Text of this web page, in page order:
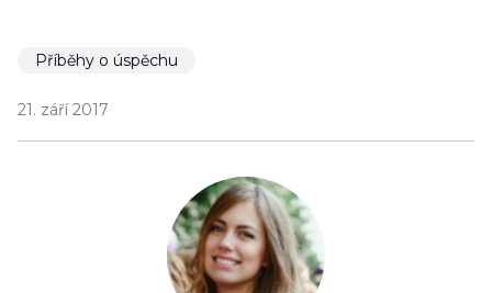
Příběhy o úspěchu
21. září 2017